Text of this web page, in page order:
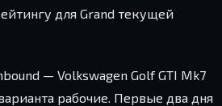
для Grand текущей
— Volkswagen Golf GTI Mk7
рабочие. Первые два дня